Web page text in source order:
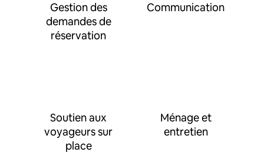
Gestion des
demandes de
réservation
Communication
Soutien aux
voyageurs sur
place
Ménage et
entretien